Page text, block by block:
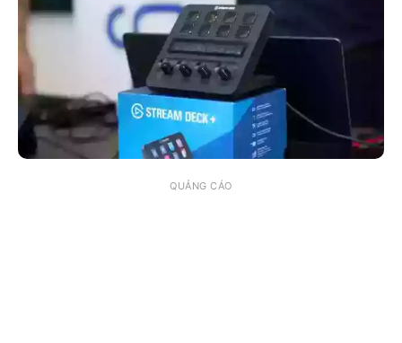
QUẢNG CÁO